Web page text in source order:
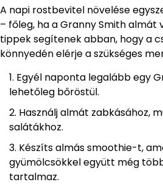
A napi rostbevitel növelése
– főleg, ha a Granny Smith almát
tippek segítenek abban, hogy a
könnyedén elérje a szükséges
Egyél naponta legalább egy
lehetőleg bőröstül.
Használj almát zabkásához,
salátákhoz.
Készíts almás smoothie-t,
gyümölcsökkel együtt még
tartalmaz.